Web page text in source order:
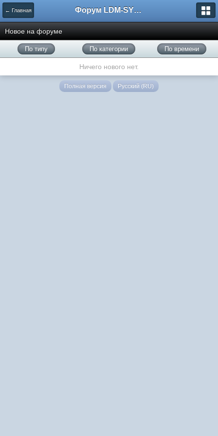
← Главная Форум LDM-SYSTEMS
Новое на форуме
По типу По категории По времени
Ничего нового нет.
Полная версия Русский (RU)